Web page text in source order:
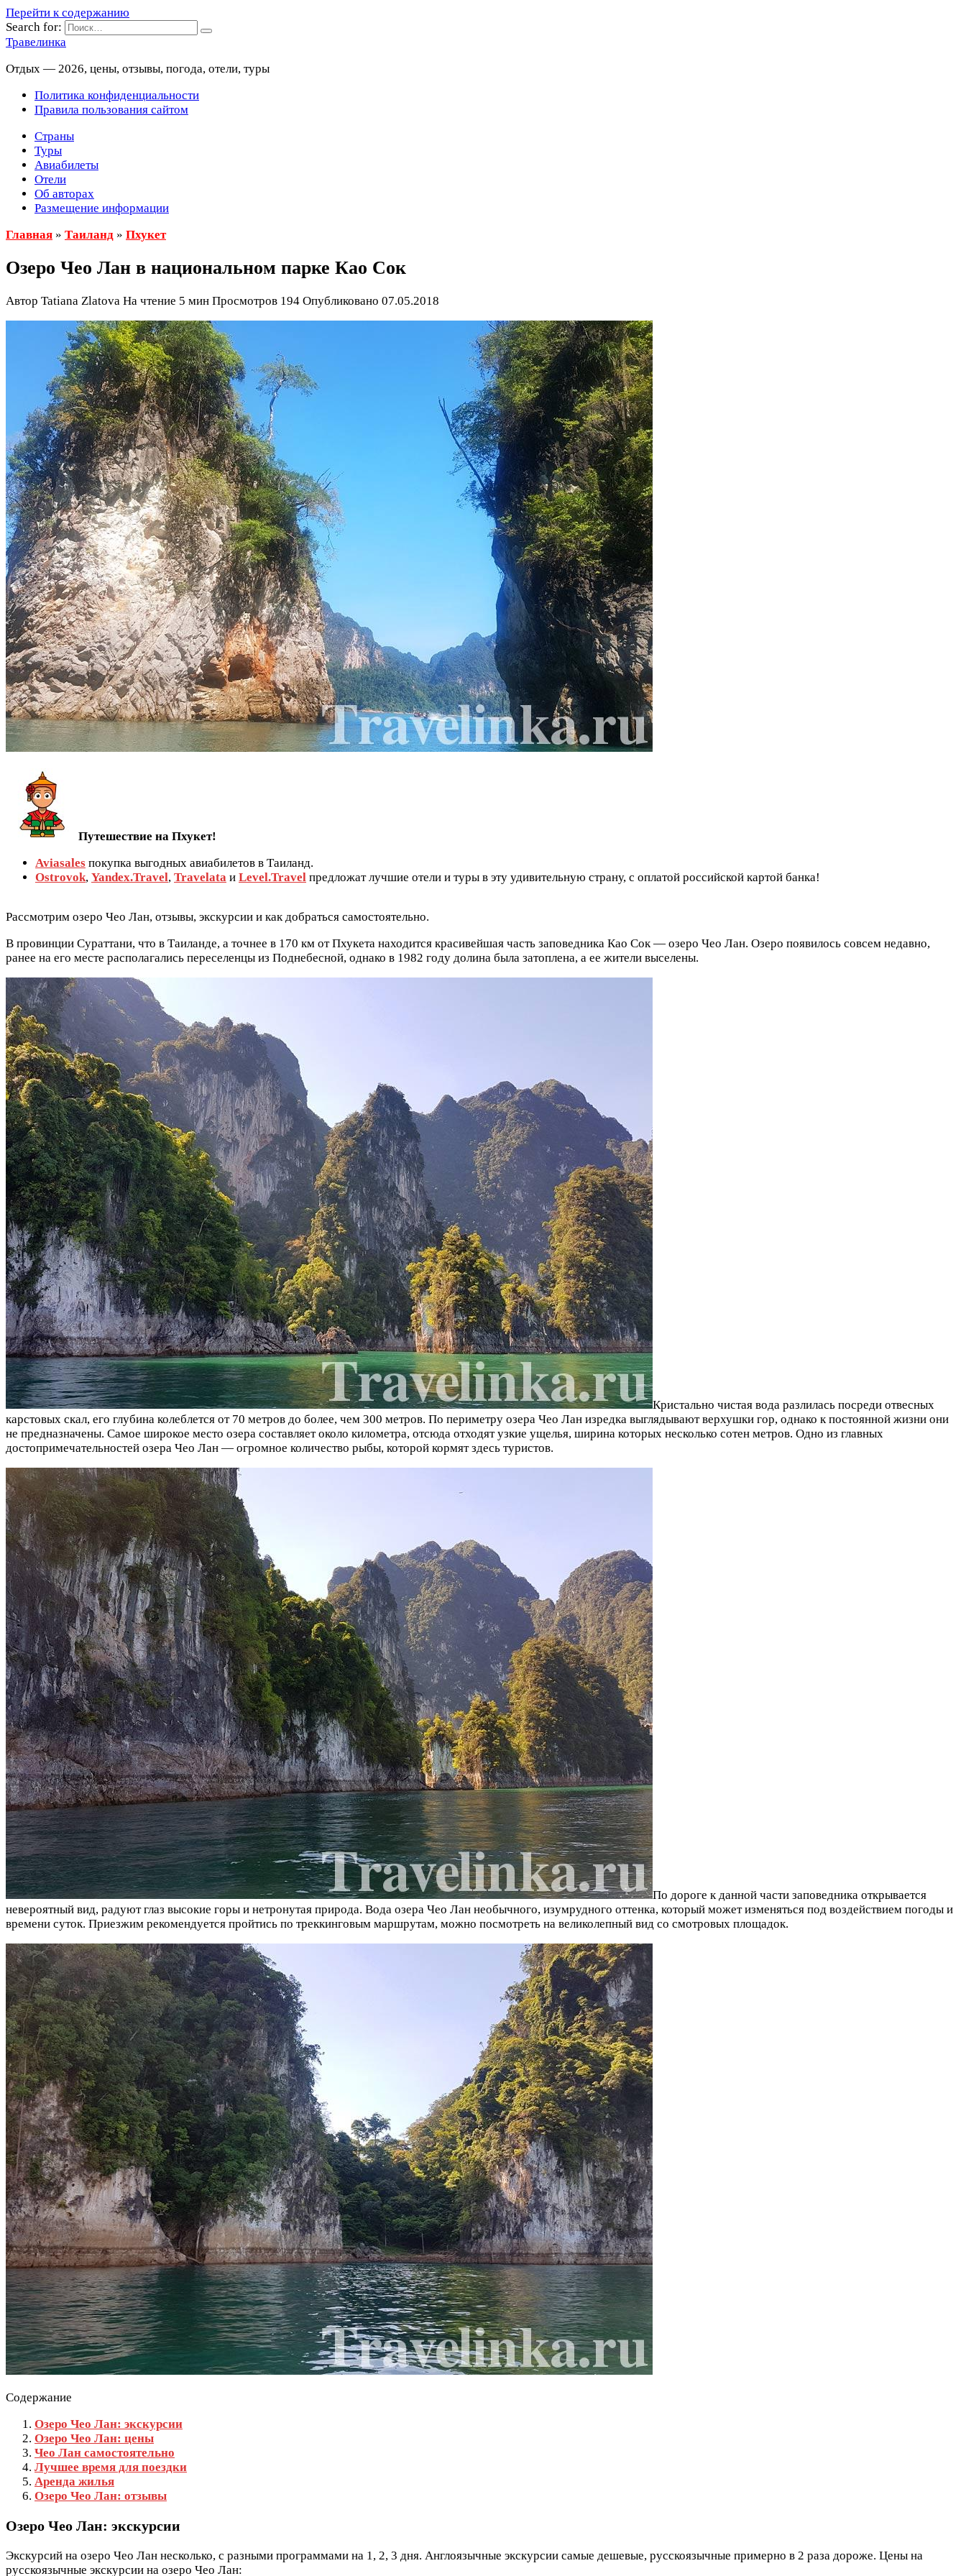
Перейти к содержанию
Search for:
Травелинка
Отдых — 2026, цены, отзывы, погода, отели, туры
Политика конфиденциальности
Правила пользования сайтом
Страны
Туры
Авиабилеты
Отели
Об авторах
Размещение информации
Главная » Таиланд » Пхукет
Озеро Чео Лан в национальном парке Као Сок
Автор Tatiana Zlatova На чтение 5 мин Просмотров 194 Опубликовано 07.05.2018
Путешествие на Пхукет!
Aviasales покупка выгодных авиабилетов в Таиланд.
Оstrovok, Yandex.Travel, Travelata и Level.Travel предложат лучшие отели и туры в эту удивительную страну, с оплатой российской картой банка!
Рассмотрим озеро Чео Лан, отзывы, экскурсии и как добраться самостоятельно.
В провинции Сураттани, что в Таиланде, а точнее в 170 км от Пхукета находится красивейшая часть заповедника Као Сок — озеро Чео Лан. Озеро появилось совсем недавно,
ранее на его месте располагались переселенцы из Поднебесной, однако в 1982 году долина была затоплена, а ее жители выселены.
Кристально чистая вода разлилась посреди отвесных
карстовых скал, его глубина колеблется от 70 метров до более, чем 300 метров. По периметру озера Чео Лан изредка выглядывают верхушки гор, однако к постоянной жизни они
не предназначены. Самое широкое место озера составляет около километра, отсюда отходят узкие ущелья, ширина которых несколько сотен метров. Одно из главных
достопримечательностей озера Чео Лан — огромное количество рыбы, которой кормят здесь туристов.
По дороге к данной части заповедника открывается
невероятный вид, радуют глаз высокие горы и нетронутая природа. Вода озера Чео Лан необычного, изумрудного оттенка, который может изменяться под воздействием погоды и
времени суток. Приезжим рекомендуется пройтись по треккинговым маршрутам, можно посмотреть на великолепный вид со смотровых площадок.
Содержание
Озеро Чео Лан: экскурсии
Озеро Чео Лан: цены
Чео Лан самостоятельно
Лучшее время для поездки
Аренда жилья
Озеро Чео Лан: отзывы
Озеро Чео Лан: экскурсии
Экскурсий на озеро Чео Лан несколько, с разными программами на 1, 2, 3 дня. Англоязычные экскурсии самые дешевые, русскоязычные примерно в 2 раза дороже. Цены на
русскоязычные экскурсии на озеро Чео Лан: